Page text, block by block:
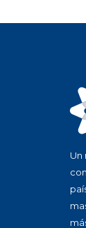
Un